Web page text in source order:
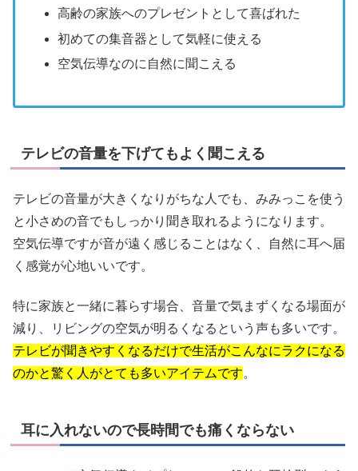
高齢の家族へのプレゼントとして喜ばれた
初めての集音器として気軽に使える
空気伝導なのに自然に聞こえる
テレビの音量を下げてもよく聞こえる
テレビの音量が大きくなりがちな人でも、みみっこを使う
と小さめの音でもしっかり聞き取れるようになります。
空気伝導ですが音が遠く感じることはなく、自然に耳へ届
く感覚が心地いいです。
特に家族と一緒に暮らす場合、音量で気まずくなる場面が
減り、リビングの空気が明るくなるという声も多いです。
テレビが聞きやすくなるだけで生活がこんなにラクになる
のかと驚く人がとても多いアイテムです。
耳に入れないので長時間でも痛くならない